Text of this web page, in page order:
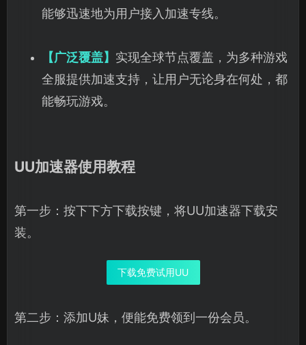
能够迅速地为用户接入加速专线。
【广泛覆盖】 实现全球节点覆盖，为多种游戏
全服提供加速支持，让用户无论身在何处，都
能畅玩游戏。
UU加速器使用教程
第一步：按下下方下载按键，将UU加速器下载安
装。
下载免费试用UU
第二步：添加U妹，便能免费领到一份会员。